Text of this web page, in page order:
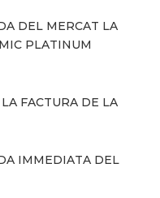
DEL MERCAT LA
PLATINUM
LA FACTURA DE LA
IMMEDIATA DEL